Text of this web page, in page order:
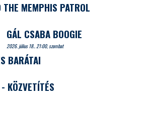
MEMPHIS PATROL
GÁL CSABA BOOGIE
2026. július 18.. 21:00, szombat
BARÁTAI
KÖZVETÍTÉS